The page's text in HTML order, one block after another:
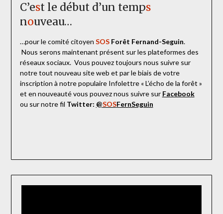
C’est le début d’un temps
nouveau…
…pour le comité citoyen SOSForêt Fernand-Seguin.
Nous serons maintenant présent sur les plateformes des
réseaux sociaux. Vous pouvez toujours nous suivre sur
notre tout nouveau site web et par le biais de votre
inscription à notre populaire Infolettre « L’écho de la forêt »
et en nouveauté vous pouvez nous suivre sur Facebook
ou sur notre fil Twitter: @SOSFernSeguin